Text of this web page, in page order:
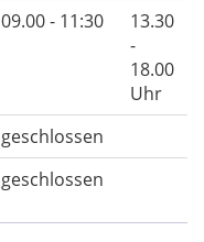
09.00 - 11:30
13.30
-
18.00
Uhr
geschlossen
geschlossen